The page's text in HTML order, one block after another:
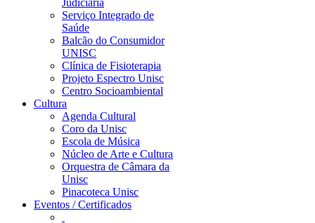
Judiciária
Serviço Integrado de
Saúde
Balcão do Consumidor
UNISC
Clínica de Fisioterapia
Projeto Espectro Unisc
Centro Socioambiental
Cultura
Agenda Cultural
Coro da Unisc
Escola de Música
Núcleo de Arte e Cultura
Orquestra de Câmara da
Unisc
Pinacoteca Unisc
Eventos / Certificados